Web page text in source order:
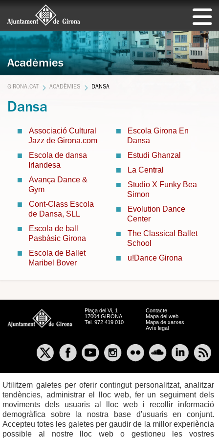
Acadèmies
GIRONA.CAT ACADÈMIES DANSA
Dansa
Associació Cultural
Jazz de Girona.com
Escola de dansa
Irlandesa
Avança Dance &
Gym
Cont-Class Escola
de Dansa, SLL
Escola de ball
Pasbàsic Girona
Escola de Ballet
Maribel Bover
Escola Girona En
Dansa
Estudi Ghanzal
La Central
Studio X Funky Bea
Simon
Evolution Dance
Center
The Classical Ballet
School
u!Dance Girona
Plaça del Vi, 1
17004 GIRONA
Tel. 972 419 010
Contacte
Mapa del web
Mapa de xarxes
Avís legal
Utilitzem galetes per oferir contingut personalitzat, analitzar
tendències, administrar el lloc web, fer un seguiment dels
moviments dels usuaris al lloc web i recollir informació
demogràfica sobre la nostra base d'usuaris en conjunt.
Accepteu totes les galetes per gaudir de la millor experiència
possible al nostre lloc web o gestioneu les vostres